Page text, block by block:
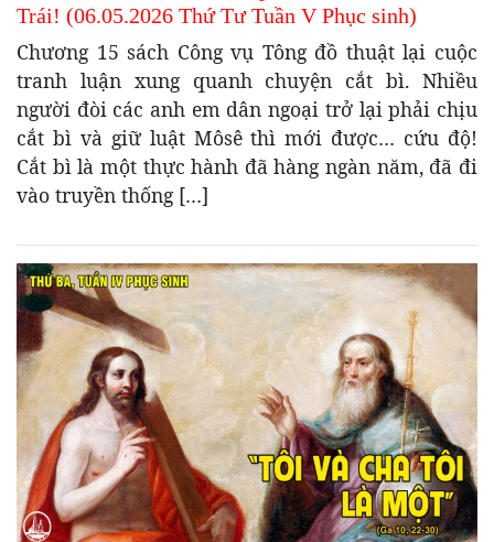
Trái! (06.05.2026 Thứ Tư Tuần V Phục sinh)
Chương 15 sách Công vụ Tông đồ thuật lại cuộc
tranh luận xung quanh chuyện cắt bì. Nhiều
người đòi các anh em dân ngoại trở lại phải chịu
cắt bì và giữ luật Môsê thì mới được… cứu độ!
Cắt bì là một thực hành đã hàng ngàn năm, đã đi
vào truyền thống […]